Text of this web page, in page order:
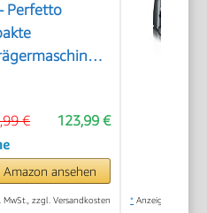
Perfetto
für
und
ESE Pad
15cm breit,
123,99 €
€
Amazon ansehen
MwSt., zzgl. Versandkosten * Anzeige